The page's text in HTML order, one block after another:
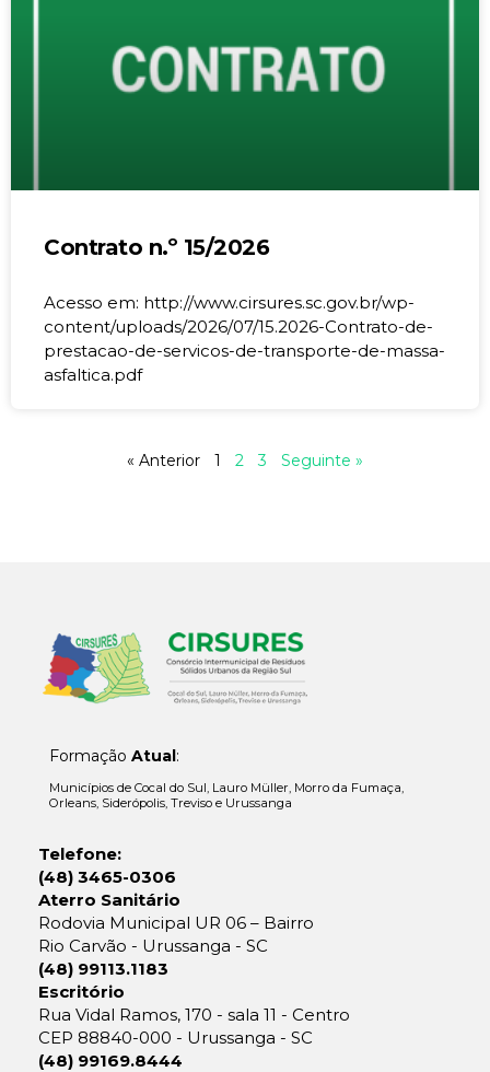
Contrato n.º 15/2026
Acesso em: http://www.cirsures.sc.gov.br/wp-
content/uploads/2026/07/15.2026-Contrato-de-
prestacao-de-servicos-de-transporte-de-massa-
asfaltica.pdf
« Anterior 1 2 3 Seguinte »
Formação Atual:
Municípios de Cocal do Sul, Lauro Müller, Morro da Fumaça,
Orleans, Siderópolis, Treviso e Urussanga
Telefone:
(48) 3465-0306
Aterro Sanitário
Rodovia Municipal UR 06 – Bairro
Rio Carvão - Urussanga - SC
(48) 99113.1183
Escritório
Rua Vidal Ramos, 170 - sala 11 - Centro
CEP 88840-000 - Urussanga - SC
(48) 99169.8444